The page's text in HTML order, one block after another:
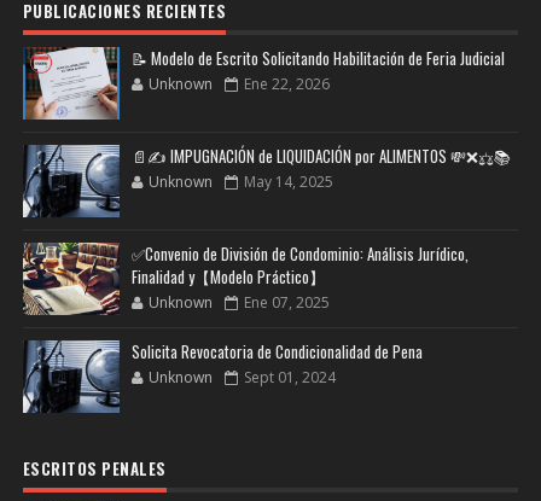
PUBLICACIONES RECIENTES
📝 Modelo de Escrito Solicitando Habilitación de Feria Judicial
Unknown Ene 22, 2026
📄✍️ IMPUGNACIÓN de LIQUIDACIÓN por ALIMENTOS 💸❌⚖️📚
Unknown May 14, 2025
✅Convenio de División de Condominio: Análisis Jurídico,
Finalidad y【Modelo Práctico】
Unknown Ene 07, 2025
Solicita Revocatoria de Condicionalidad de Pena
Unknown Sept 01, 2024
ESCRITOS PENALES